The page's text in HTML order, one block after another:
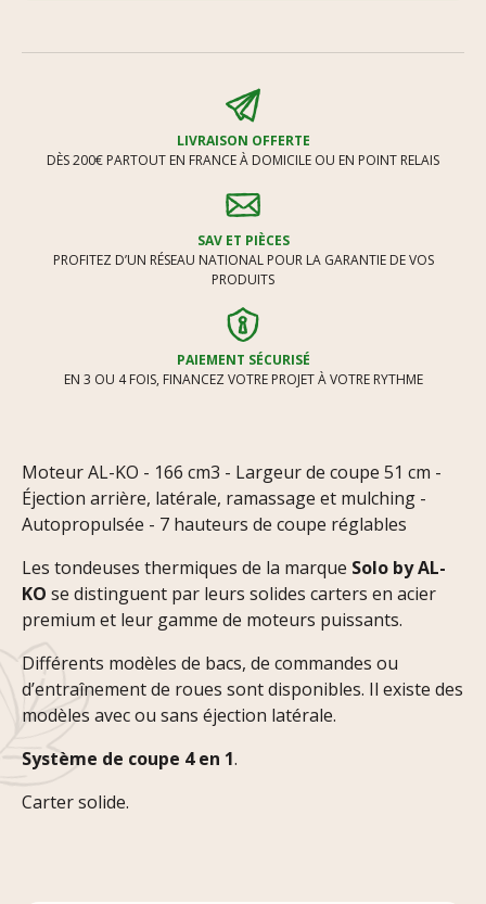
LIVRAISON OFFERTE
DÈS 200€ PARTOUT EN FRANCE À DOMICILE OU EN POINT RELAIS
SAV ET PIÈCES
PROFITEZ D’UN RÉSEAU NATIONAL POUR LA GARANTIE DE VOS
PRODUITS
PAIEMENT SÉCURISÉ
EN 3 OU 4 FOIS, FINANCEZ VOTRE PROJET À VOTRE RYTHME
Moteur AL-KO - 166 cm3 - Largeur de coupe 51 cm -
Éjection arrière, latérale, ramassage et mulching -
Autopropulsée - 7 hauteurs de coupe réglables
Les tondeuses thermiques de la marque Solo by AL-
KO se distinguent par leurs solides carters en acier
premium et leur gamme de moteurs puissants.
Différents modèles de bacs, de commandes ou
d’entraînement de roues sont disponibles. Il existe des
modèles avec ou sans éjection latérale.
Système de coupe 4 en 1.
Carter solide.